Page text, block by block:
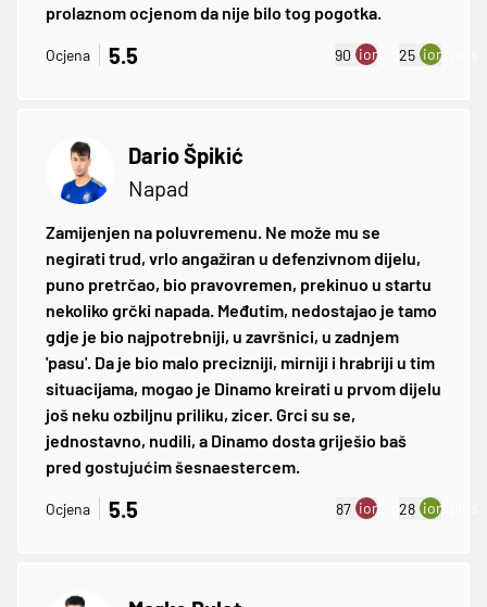
prolaznom ocjenom da nije bilo tog pogotka.
Ocjena 5.5 90 ion:minus
25 ion:plus
Dario Špikić
Napad
Zamijenjen na poluvremenu. Ne može mu se
negirati trud, vrlo angažiran u defenzivnom dijelu,
puno pretrčao, bio pravovremen, prekinuo u startu
nekoliko grčki napada. Međutim, nedostajao je tamo
gdje je bio najpotrebniji, u završnici, u zadnjem
'pasu'. Da je bio malo precizniji, mirniji i hrabriji u tim
situacijama, mogao je Dinamo kreirati u prvom dijelu
još neku ozbiljnu priliku, zicer. Grci su se,
jednostavno, nudili, a Dinamo dosta griješio baš
pred gostujućim šesnaestercem.
Ocjena 5.5 87 ion:minus
28 ion:plus